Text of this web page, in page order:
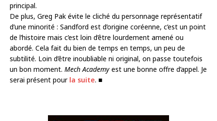
principal.
De plus, Greg Pak évite le cliché du personnage représentatif
d’une minorité : Sandford est d’origine coréenne, c’est un point
de l’histoire mais c’est loin d’être lourdement amené ou
abordé. Cela fait du bien de temps en temps, un peu de
subtilité. Loin d’être inoubliable ni original, on passe toutefois
un bon moment. Mech Academy est une bonne offre d’appel. Je
serai présent pour la suite. ■